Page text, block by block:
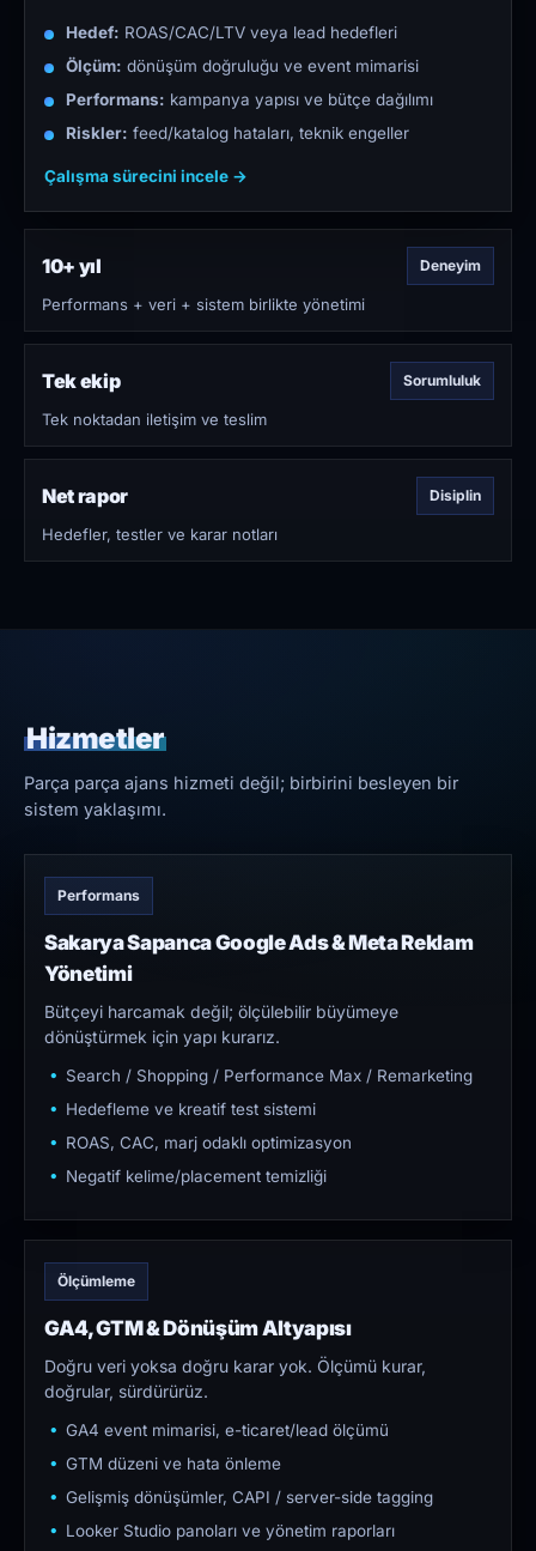
Hedef: ROAS/CAC/LTV veya lead hedefleri
Ölçüm: dönüşüm doğruluğu ve event mimarisi
Performans: kampanya yapısı ve bütçe dağılımı
Riskler: feed/katalog hataları, teknik engeller
Çalışma sürecini incele →
10+ yıl Deneyim
Performans + veri + sistem birlikte yönetimi
Tek ekip Sorumluluk
Tek noktadan iletişim ve teslim
Net rapor Disiplin
Hedefler, testler ve karar notları
Hizmetler
Parça parça ajans hizmeti değil; birbirini besleyen bir
sistem yaklaşımı.
Performans
Sakarya Sapanca Google Ads & Meta Reklam
Yönetimi
Bütçeyi harcamak değil; ölçülebilir büyümeye
dönüştürmek için yapı kurarız.
Search / Shopping / Performance Max / Remarketing
Hedefleme ve kreatif test sistemi
ROAS, CAC, marj odaklı optimizasyon
Negatif kelime/placement temizliği
Ölçümleme
GA4, GTM & Dönüşüm Altyapısı
Doğru veri yoksa doğru karar yok. Ölçümü kurar,
doğrular, sürdürürüz.
GA4 event mimarisi, e-ticaret/lead ölçümü
GTM düzeni ve hata önleme
Gelişmiş dönüşümler, CAPI / server-side tagging
Looker Studio panoları ve yönetim raporları